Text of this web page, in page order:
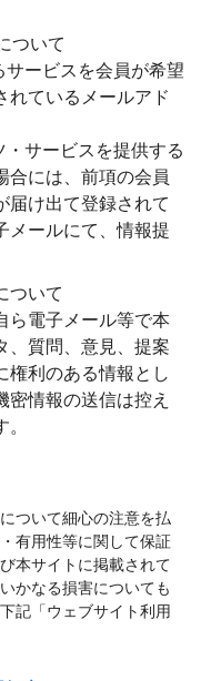
ついて
サービスを会員が希望
れているメールアド
・サービスを提供する
合には、前項の会員
届け出て登録されて
メールにて、情報提
ついて
ら電子メール等で本
、質問、意見、提案
権利のある情報とし
密情報の送信は控え
ついて細心の注意を払
有用性等に関して保証
本サイトに掲載されて
かなる損害についても
記「ウェブサイト利用